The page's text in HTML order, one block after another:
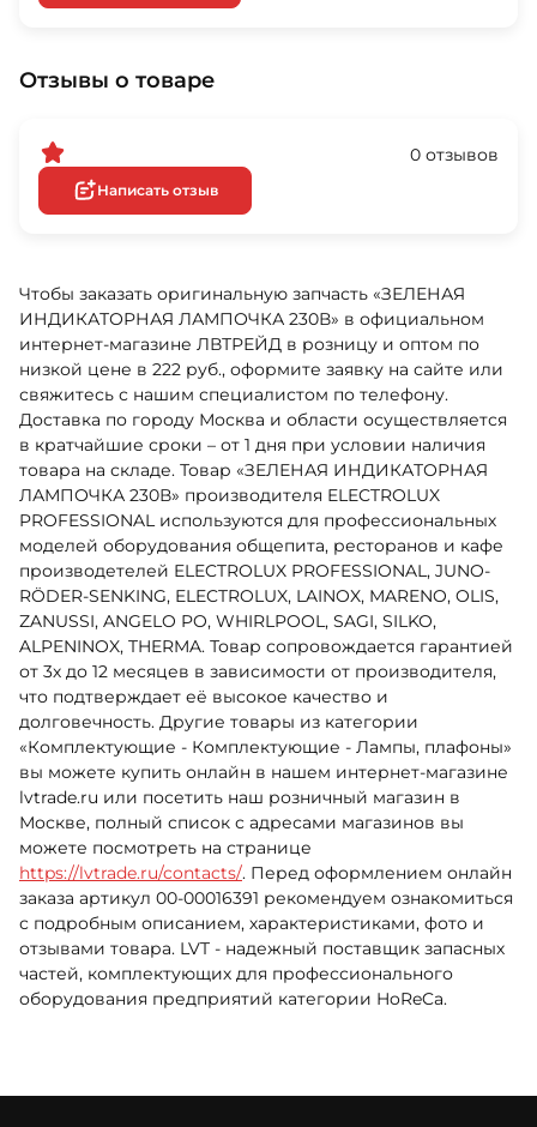
Отзывы о товаре
0 отзывов
Написать отзыв
Чтобы заказать оригинальную запчасть «ЗЕЛЕНАЯ
ИНДИКАТОРНАЯ ЛАМПОЧКА 230В» в официальном
интернет-магазине ЛВТРЕЙД в розницу и оптом по
низкой цене в 222 руб., оформите заявку на сайте или
свяжитесь с нашим специалистом по телефону.
Доставка по городу Москва и области осуществляется
в кратчайшие сроки – от 1 дня при условии наличия
товара на складе. Товар «ЗЕЛЕНАЯ ИНДИКАТОРНАЯ
ЛАМПОЧКА 230В» производителя ELECTROLUX
PROFESSIONAL используются для профессиональных
моделей оборудования общепита, ресторанов и кафе
производетелей ELECTROLUX PROFESSIONAL, JUNO-
RÖDER-SENKING, ELECTROLUX, LAINOX, MARENO, OLIS,
ZANUSSI, ANGELO PO, WHIRLPOOL, SAGI, SILKO,
ALPENINOX, THERMA. Товар сопровождается гарантией
от 3х до 12 месяцев в зависимости от производителя,
что подтверждает её высокое качество и
долговечность. Другие товары из категории
«Комплектующие - Комплектующие - Лампы, плафоны»
вы можете купить онлайн в нашем интернет-магазине
lvtrade.ru или посетить наш розничный магазин в
Москве, полный список с адресами магазинов вы
можете посмотреть на странице
https://lvtrade.ru/contacts/. Перед оформлением онлайн
заказа артикул 00-00016391 рекомендуем ознакомиться
с подробным описанием, характеристиками, фото и
отзывами товара. LVT - надежный поставщик запасных
частей, комплектующих для профессионального
оборудования предприятий категории HoReCa.